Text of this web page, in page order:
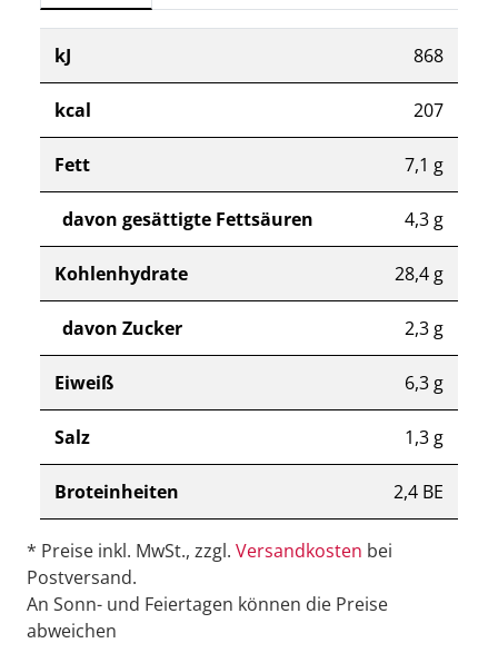
kJ 868
kcal 207
Fett 7,1 g
davon gesättigte Fettsäuren 4,3 g
Kohlenhydrate 28,4 g
davon Zucker 2,3 g
Eiweiß 6,3 g
Salz 1,3 g
Broteinheiten 2,4 BE
* Preise inkl. MwSt., zzgl. Versandkosten bei
Postversand.
An Sonn- und Feiertagen können die Preise
abweichen